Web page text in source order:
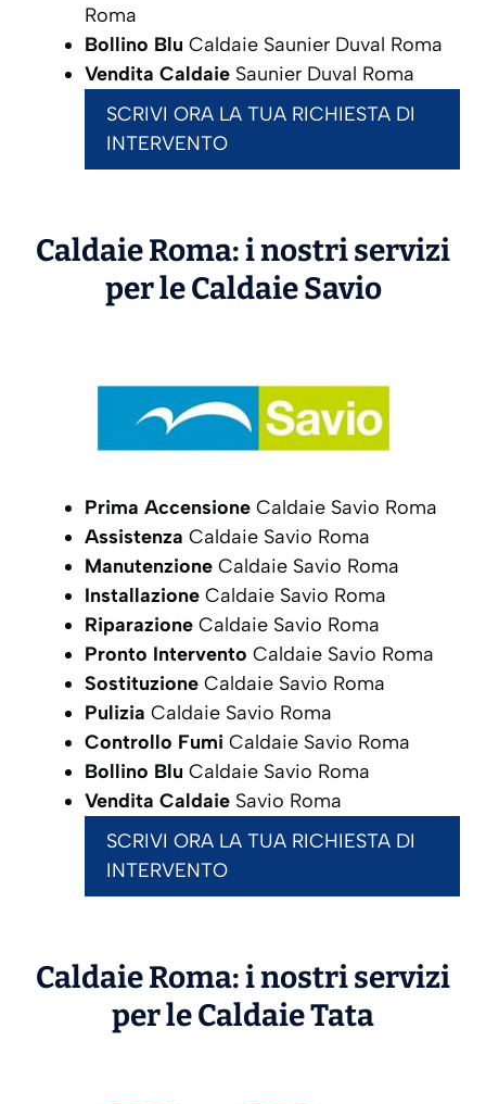
Roma
Bollino Blu Caldaie Saunier Duval Roma
Vendita Caldaie Saunier Duval Roma
SCRIVI ORA LA TUA RICHIESTA DI
INTERVENTO
Caldaie Roma: i nostri servizi
per le CaldaieSavio
Prima Accensione Caldaie Savio Roma
Assistenza Caldaie Savio Roma
Manutenzione Caldaie Savio Roma
Installazione Caldaie Savio Roma
Riparazione Caldaie Savio Roma
Pronto Intervento Caldaie Savio Roma
Sostituzione Caldaie Savio Roma
Pulizia Caldaie Savio Roma
Controllo Fumi Caldaie Savio Roma
Bollino Blu Caldaie Savio Roma
Vendita Caldaie Savio Roma
SCRIVI ORA LA TUA RICHIESTA DI
INTERVENTO
Caldaie Roma: i nostri servizi
per le CaldaieTata